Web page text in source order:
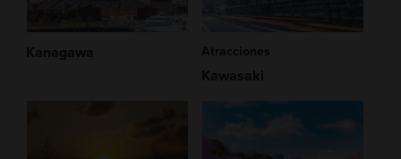
Kanagawa Atracciones
Kawasaki